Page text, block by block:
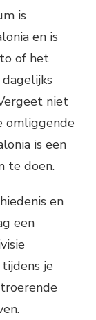
is
en is
of het
niet
omliggende
is een
te doen.
en
een
je